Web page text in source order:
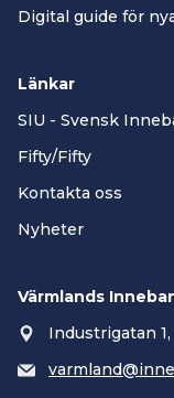
Digital guide för
Länkar
SIU - Svensk
Fifty/Fifty
Kontakta oss
Nyheter
Värmlands
Industrigatan